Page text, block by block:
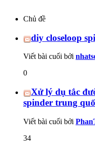
Chủ đề
diy closeloop
Viết bài cuối bởi
0
Xử lý dụ tắc
spinder trung
Viết bài cuối bởi
34